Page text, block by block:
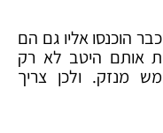
הוכנסו אליו גם הם
אותם היטב לא רק
מנזק. ולכן צריך